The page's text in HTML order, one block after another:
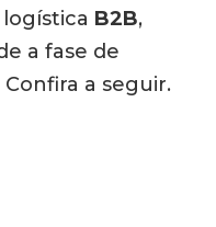
B2B,
a fase de
a seguir.